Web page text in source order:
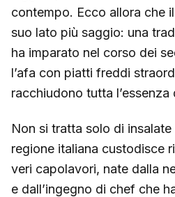
contempo. Ecco allora che
suo lato più saggio: una
ha imparato nel corso dei
l’afa con piatti freddi
racchiudono tutta l’essenza
Non si tratta solo di
regione italiana custodisce
veri capolavori, nate dalla
e dall’ingegno di chef che